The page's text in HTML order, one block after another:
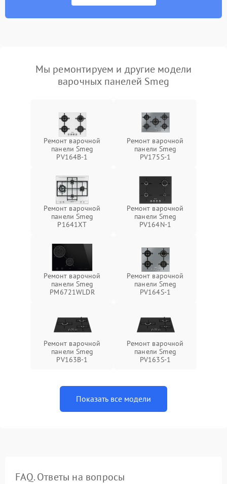
Мы ремонтируем и другие модели
варочных панелей Smeg
Ремонт варочной
панели Smeg
PV164B-1
Ремонт варочной
панели Smeg
PV175S-1
Ремонт варочной
панели Smeg
P1641XT
Ремонт варочной
панели Smeg
PV164N-1
Ремонт варочной
панели Smeg
PM6721WLDR
Ремонт варочной
панели Smeg
PV164S-1
Ремонт варочной
панели Smeg
PV163B-1
Ремонт варочной
панели Smeg
PV163S-1
Показать все модели
FAQ. Ответы на вопросы